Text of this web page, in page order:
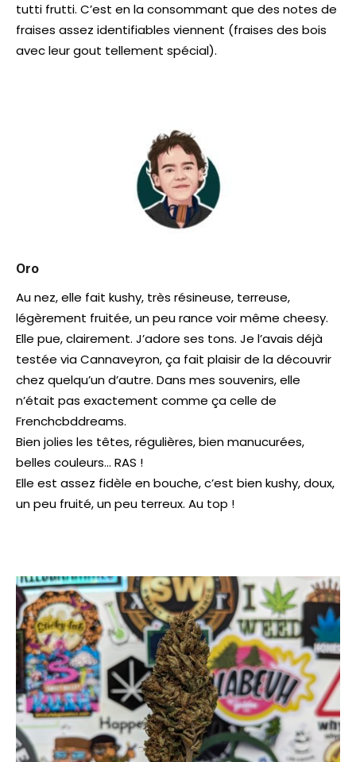
tutti frutti. C’est en la consommant que des notes de
fraises assez identifiables viennent (fraises des bois
avec leur gout tellement spécial).
Oro
Au nez, elle fait kushy, très résineuse, terreuse,
légèrement fruitée, un peu rance voir même cheesy.
Elle pue, clairement. J’adore ses tons. Je l’avais déjà
testée via Cannaveyron, ça fait plaisir de la découvrir
chez quelqu’un d’autre. Dans mes souvenirs, elle
n’était pas exactement comme ça celle de
Frenchcbddreams.
Bien jolies les têtes, régulières, bien manucurées,
belles couleurs… RAS !
Elle est assez fidèle en bouche, c’est bien kushy, doux,
un peu fruité, un peu terreux. Au top !